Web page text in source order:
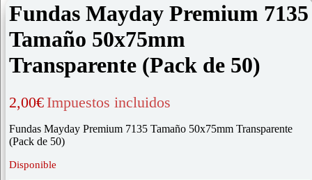
Fundas Mayday Premium 7135
Tamaño 50x75mm
Transparente (Pack de 50)
2,00€ Impuestos incluidos
Fundas Mayday Premium 7135 Tamaño 50x75mm Transparente
(Pack de 50)
Disponible